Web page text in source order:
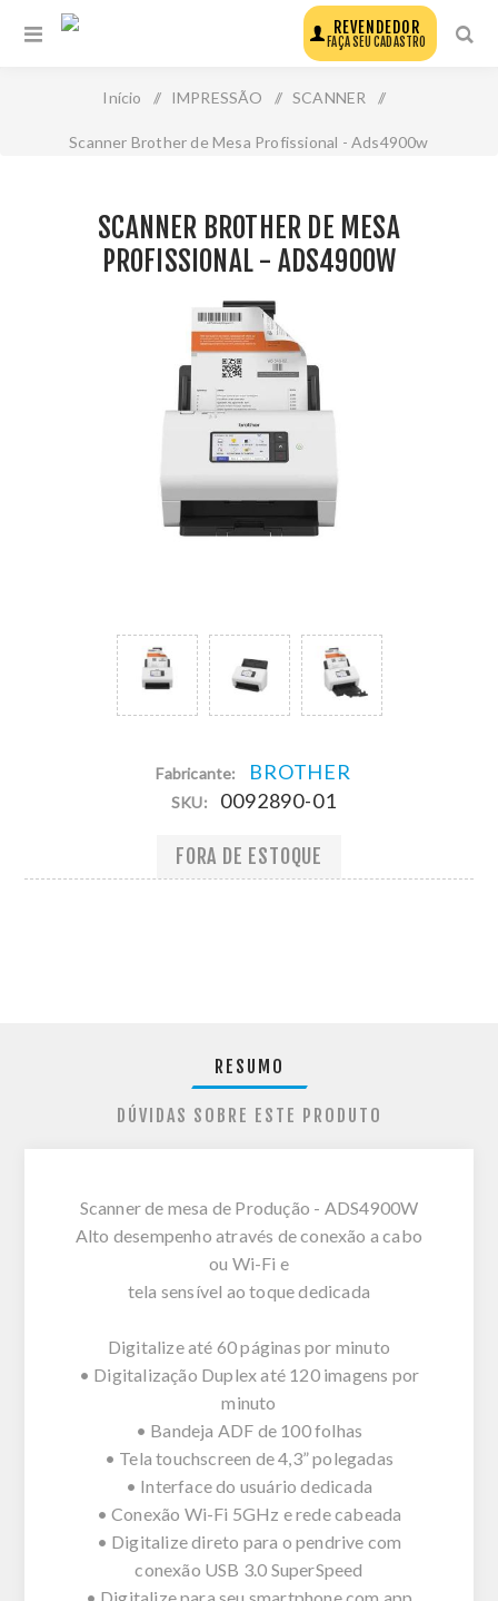
REVENDEDOR
FAÇA SEU CADASTRO
Início / IMPRESSÃO / SCANNER /
Scanner Brother de Mesa Profissional - Ads4900w
SCANNER BROTHER DE MESA
PROFISSIONAL - ADS4900W
Fabricante: BROTHER
SKU: 0092890-01
FORA DE ESTOQUE
RESUMO
DÚVIDAS SOBRE ESTE PRODUTO
Scanner de mesa de Produção - ADS4900W
Alto desempenho através de conexão a cabo
ou Wi-Fi e
tela sensível ao toque dedicada
Digitalize até 60 páginas por minuto
• Digitalização Duplex até 120 imagens por
minuto
• Bandeja ADF de 100 folhas
• Tela touchscreen de 4,3” polegadas
• Interface do usuário dedicada
• Conexão Wi-Fi 5GHz e rede cabeada
• Digitalize direto para o pendrive com
conexão USB 3.0 SuperSpeed